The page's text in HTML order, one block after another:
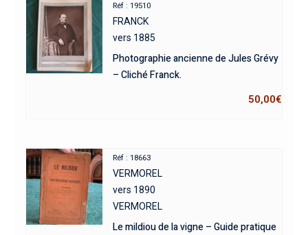
Réf : 19510
FRANCK
vers 1885
Photographie ancienne de Jules Grévy
– Cliché Franck.
50,00€
Réf : 18663
VERMOREL
vers 1890
VERMOREL
Le mildiou de la vigne – Guide pratique